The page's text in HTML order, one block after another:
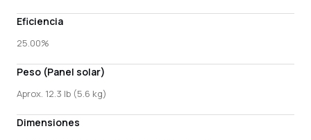
Eficiencia
25.00%
Peso (Panel solar)
Aprox. 12.3 lb (5.6 kg)
Dimensiones